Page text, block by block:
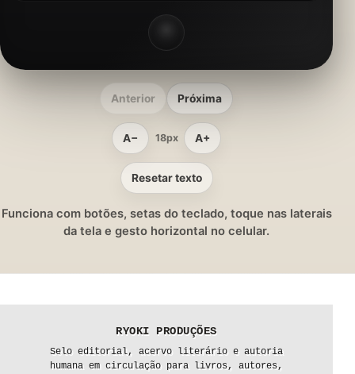
Anterior Próxima
A− 18px A+
Resetar texto
Funciona com botões, setas do teclado, toque nas laterais
da tela e gesto horizontal no celular.
RYOKI PRODUÇÕES
Selo editorial, acervo literário e autoria
humana em circulação para livros, autores,